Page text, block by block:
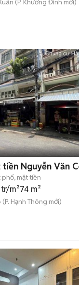
tiền Nguyễn Văn
phố, mặt tiền
m²74 m²
(P. Hạnh Thông mới)